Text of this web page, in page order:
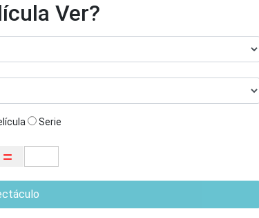
Ver?
Serie